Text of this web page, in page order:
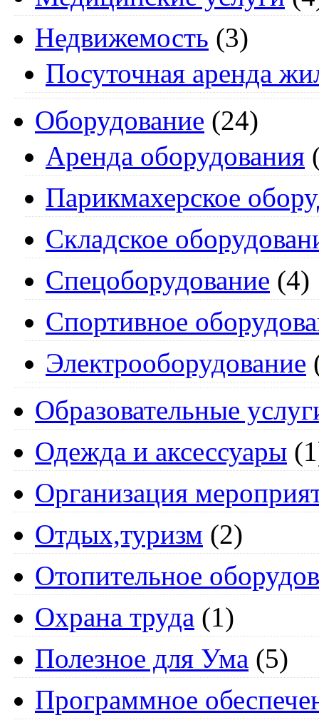
Недвижемость (3)
Посуточная аренда
Оборудование (24)
Аренда оборудования
Парикмахерское
Складское
Спецоборудование (4)
Спортивное
Электрооборудование
Образовательные
Одежда и аксессуары
Организация
Отдых,туризм (2)
Отопительное
Охрана труда (1)
Полезное для Ума (5)
Программное